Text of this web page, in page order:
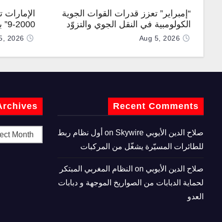
“إمبراير” تعزز قدرات القوات الجوية
الكولومبية في النقل الجوي والتزوّد
بالوقود جوًا من خلال تزويدها بطائرتي
Aug 5, 2026
المطورة
2026
Recent Comments
صلاح الدين الأيوبي
Skywire أول نظام ربط
للطائرات المسيّرة يشغّل من المركبات
صلاح الدين الأيوبي
النظام المغربي المبتكر
لحماية الدبابات من الصواريخ الموجهة و دبابات
العدو